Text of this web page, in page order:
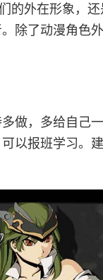
的外在形象，
除了动漫角色
做，多给自己
以报班学习。